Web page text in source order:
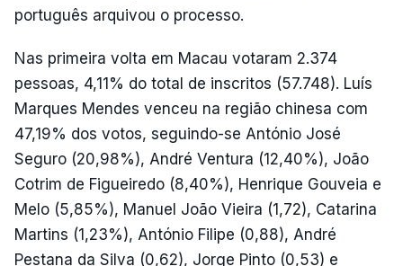
português arquivou o processo.
Nas primeira volta em Macau votaram 2.374
pessoas, 4,11% do total de inscritos (57.748). Luís
Marques Mendes venceu na região chinesa com
47,19% dos votos, seguindo-se António José
Seguro (20,98%), André Ventura (12,40%), João
Cotrim de Figueiredo (8,40%), Henrique Gouveia e
Melo (5,85%), Manuel João Vieira (1,72), Catarina
Martins (1,23%), António Filipe (0,88), André
Pestana da Silva (0,62), Jorge Pinto (0,53) e